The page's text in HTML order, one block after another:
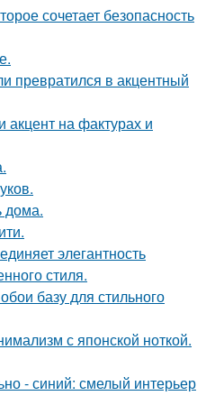
сочетает безопасность
превратился в акцентный
на фактурах и
дома.
элегантность
стиля.
базу для стильного
с японской ноткой.
- синий: смелый интерьер